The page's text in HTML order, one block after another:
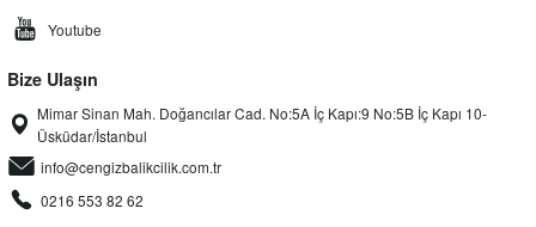
Youtube
Bize Ulaşın
Mimar Sinan Mah. Doğancılar Cad. No:5A İç Kapı:9 No:5B İç Kapı 10-
Üsküdar/İstanbul
info@cengizbalikcilik.com.tr
0216 553 82 62